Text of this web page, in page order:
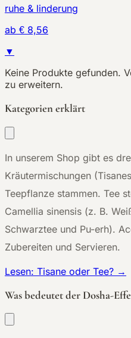
ruhe & linderung
ab € 8,56
▼
Keine Produkte gefunden.
zu erweitern.
Kategorien erklärt
In unserem Shop gibt es
Kräutermischungen
Teepflanze stammen. Tee
Camellia sinensis (z. B.
Schwarztee und Pu-erh).
Zubereiten und Servieren.
Lesen: Tisane oder Tee? →
Was bedeutet der Dosha-